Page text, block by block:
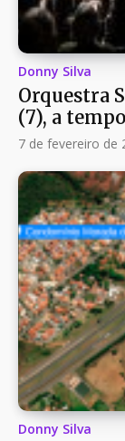
Donny Silva
Orquestra
(7), a
7 de fevereiro de
Donny Silva